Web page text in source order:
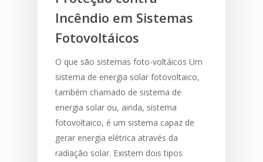
Incêndio em Sistemas
Fotovoltáicos
O que são sistemas foto-voltáicos Um
sistema de energia solar fotovoltaico,
também chamado de sistema de
energia solar ou, ainda, sistema
fotovoltaico, é um sistema capaz de
gerar energia elétrica através da
radiação solar. Existem dois tipos